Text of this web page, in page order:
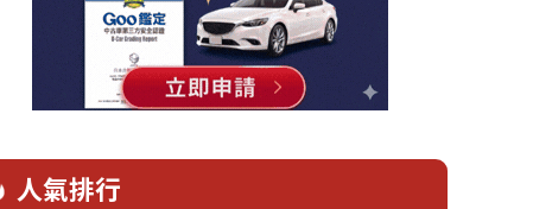
人氣排行